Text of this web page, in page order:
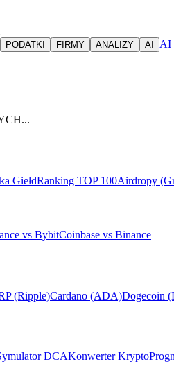
PODATKI FIRMY ANALIZY AI AI
GiełdRanking TOP 100Airdropy
vs BybitCoinbase vs Binance
(Ripple)Cardano (ADA)Dogecoin
DCAKonwerter Krypto